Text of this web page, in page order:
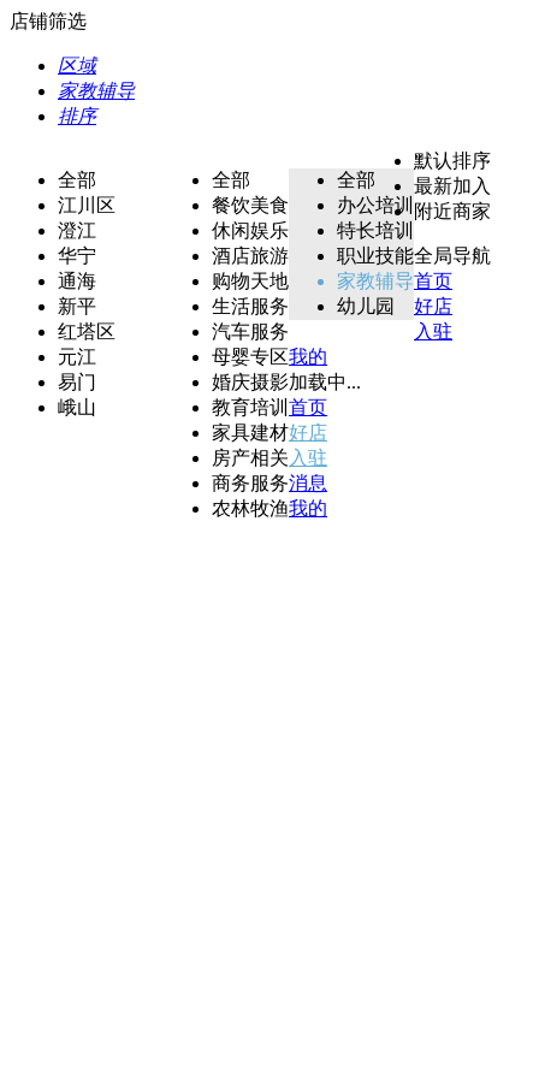
店铺筛选
区域
家教辅导
排序
全部
江川区
澄江
华宁
通海
新平
红塔区
元江
易门
峨山
全部
餐饮美食
休闲娱乐
酒店旅游
购物天地
生活服务
汽车服务
母婴专区
婚庆摄影
教育培训
家具建材
房产相关
商务服务
农林牧渔
全部
办公培训
特长培训
职业技能
家教辅导
幼儿园
默认排序
最新加入
附近商家
全局导航
首页
好店
入驻
我的
加载中...
首页
好店
入驻
消息
我的